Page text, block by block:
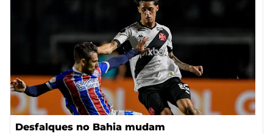
Desfalques no Bahia mudam